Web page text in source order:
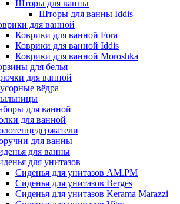
Шторы для ванны
Шторы для ванны Iddis
для ванной
Коврики для ванной Fora
Коврики для ванной Iddis
Коврики для ванной Moroshka
для белья
для ванной
вёдра
для ванной
для ванной
для ванны
для ванны
для унитазов
Сиденья для унитазов AM.PM
Сиденья для унитазов Berges
Сиденья для унитазов Kerama Marazzi